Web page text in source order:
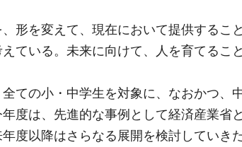
形を変えて、現在において提供すること
ている。未来に向けて、人を育てるこ
ての小・中学生を対象に、なおかつ、
度は、先進的な事例として経済産業省
度以降はさらなる展開を検討していき